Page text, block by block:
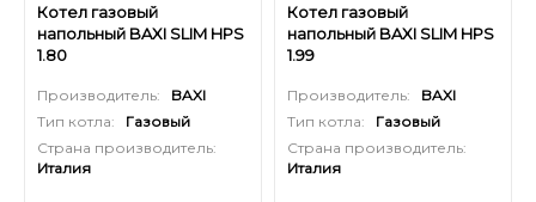
Котел газовый
напольный BAXI SLIM HPS
1.80
Производитель:
BAXI
Тип котла:
Газовый
Страна производитель:
Италия
Котел газовый
напольный BAXI SLIM HPS
1.99
Производитель:
BAXI
Тип котла:
Газовый
Страна производитель:
Италия